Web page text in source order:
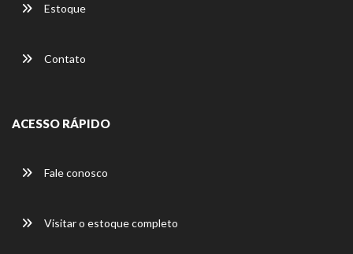
Estoque
Contato
ACESSO RÁPIDO
Fale conosco
Visitar o estoque completo